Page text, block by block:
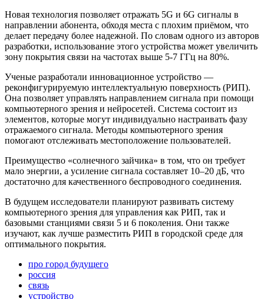
Новая технология позволяет отражать 5G и 6G сигналы в
направлении абонента, обходя места с плохим приёмом, что
делает передачу более надежной. По словам одного из авторов
разработки, использование этого устройства может увеличить
зону покрытия связи на частотах выше 5-7 ГГц на 80%.
Ученые разработали инновационное устройство —
реконфигурируемую интеллектуальную поверхность (РИП).
Она позволяет управлять направлением сигнала при помощи
компьютерного зрения и нейросетей. Система состоит из
элементов, которые могут индивидуально настраивать фазу
отражаемого сигнала. Методы компьютерного зрения
помогают отслеживать местоположение пользователей.
Преимущество «солнечного зайчика» в том, что он требует
мало энергии, а усиление сигнала составляет 10–20 дБ, что
достаточно для качественного беспроводного соединения.
В будущем исследователи планируют развивать систему
компьютерного зрения для управления как РИП, так и
базовыми станциями связи 5 и 6 поколения. Они также
изучают, как лучше разместить РИП в городской среде для
оптимального покрытия.
про город будущего
россия
связь
устройство